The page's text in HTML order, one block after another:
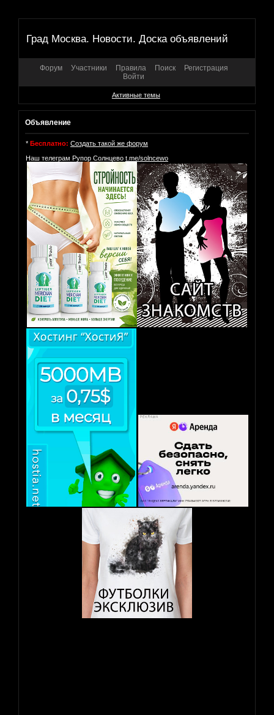
Град Москва. Новости. Доска объявлений
Форум Участники Правила Поиск
Регистрация
Войти
Активные темы
Объявление
* Бесплатно: Создать такой же форум
Наш телеграм Рупор Солнцево t.me/solncewo